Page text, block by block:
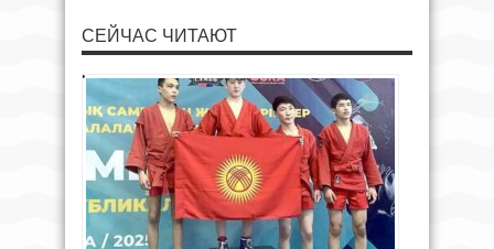
СЕЙЧАС ЧИТАЮТ